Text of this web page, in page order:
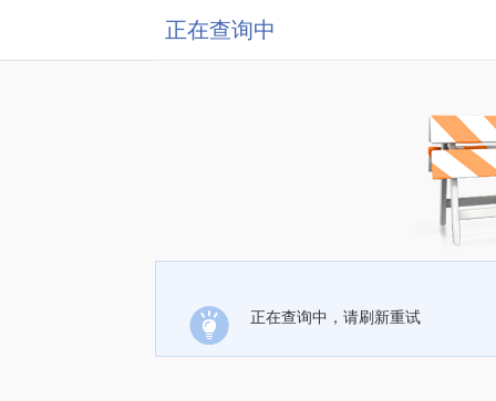
正在查询中
正在查询中，请刷新重试